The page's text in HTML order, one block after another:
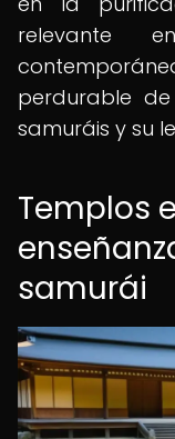
relevante
perdurable
samuráis y su
Templos
samurái